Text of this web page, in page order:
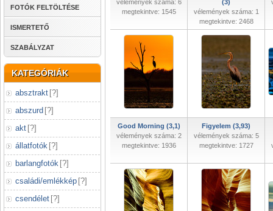
FOTÓK FELTÖLTÉSE
ISMERTETŐ
SZABÁLYZAT
KATEGÓRIÁK
absztrakt [?]
abszurd [?]
akt [?]
állatfotók [?]
barlangfotók [?]
családi/emlékkép [?]
csendélet [?]
vélemények száma: 6
megtekintve: 1545
(3)
vélemények száma: 1
megtekintve: 2468
Good Morning (3,1)
vélemények száma: 2
megtekintve: 1936
Figyelem (3,93)
vélemények száma: 5
megtekintve: 1727